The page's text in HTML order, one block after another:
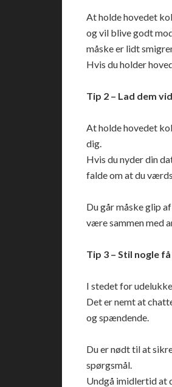
At holde hovedet
og vil blive godt
måske er lidt
Hvis du holder
Tip 2 – Lad dem
At holde hovedet
dig.
Hvis du nyder din
falde om at du
Du går måske glip
være sammen med
Tip 3 – Stil nogle
I stedet for
Det er nemt at
og spændende.
Du er nødt til at
spørgsmål.
Undgå imidlertid at